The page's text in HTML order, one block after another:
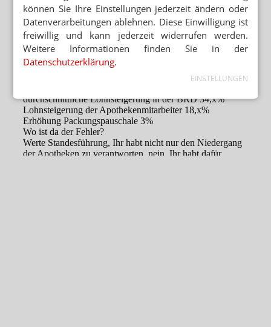
können Sie Ihre Einstellungen jederzeit ändern oder
Datenverarbeitungen ablehnen. Diese Einwilligung ist
freiwillig und kann jederzeit widerrufen werden.
Weitere Informationen finden Sie in der
Datenschutzerklärung.
EINSTELLUNGEN